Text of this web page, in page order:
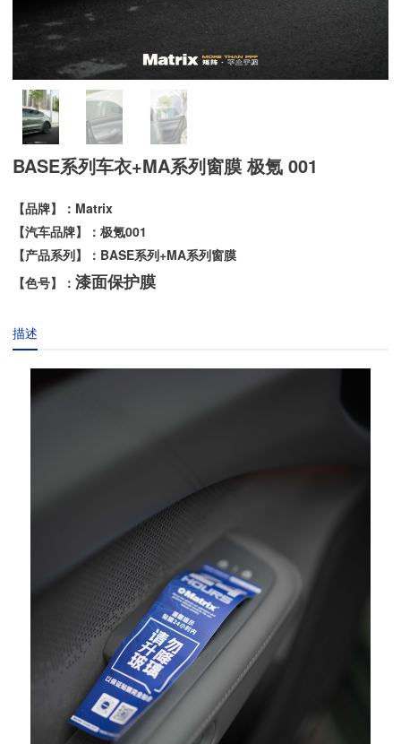
BASE系列车衣+MA系列窗膜 极氪 001
【品牌】：Matrix
【汽车品牌】：极氪001
【产品系列】：BASE系列+MA系列窗膜
【色号】：漆面保护膜
描述